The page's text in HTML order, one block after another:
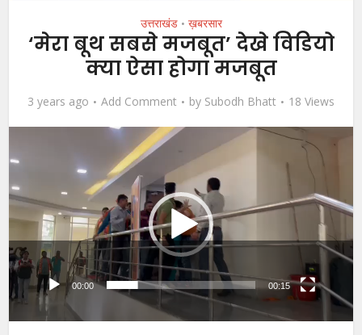
उत्तराखंड • ख़बरसार
‘मेरा बूथ सबसे मजबूत’ देखे विडियो
क्या ऐसा होगा मजबूत
3 years ago Add Comment by Subodh Bhatt 18 Views
00:00 00:15